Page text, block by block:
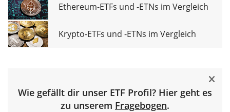
Ethereum-ETFs und -ETNs im Vergleich
Krypto-ETFs und -ETNs im Vergleich
Wie gefällt dir unser ETF Profil? Hier geht es
zu unserem Fragebogen.